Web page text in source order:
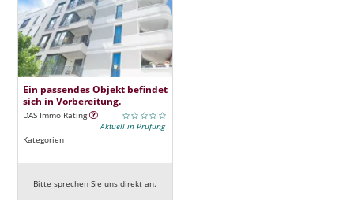
Ein passendes Objekt befindet
sich in Vorbereitung.
DAS Immo Rating
Aktuell in Prüfung
Kategorien
Bitte sprechen Sie uns direkt an.